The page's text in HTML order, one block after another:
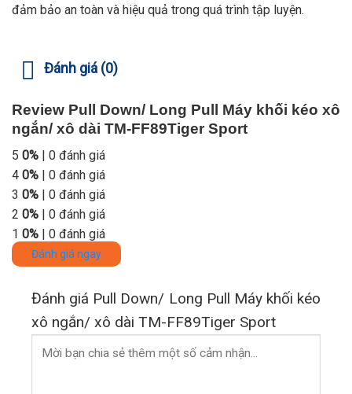
đảm bảo an toàn và hiệu quả trong quá trình tập luyện.
Đánh giá (0)
Review Pull Down/ Long Pull Máy khối kéo xô
ngắn/ xô dài TM-FF89Tiger Sport
5 0% | 0 đánh giá
4 0% | 0 đánh giá
3 0% | 0 đánh giá
2 0% | 0 đánh giá
1 0% | 0 đánh giá
Đánh giá ngay
Đánh giá Pull Down/ Long Pull Máy khối kéo
xô ngắn/ xô dài TM-FF89Tiger Sport